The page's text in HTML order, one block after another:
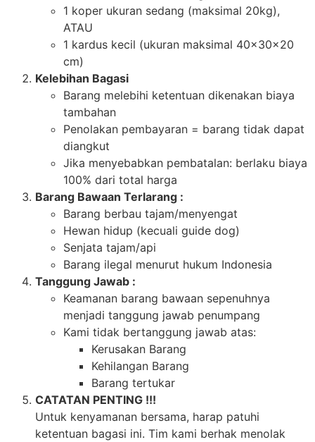
1 koper ukuran sedang (maksimal 20kg),
ATAU
1 kardus kecil (ukuran maksimal 40x30x20
cm)
Kelebihan Bagasi
Barang melebihi ketentuan dikenakan biaya
tambahan
Penolakan pembayaran = barang tidak dapat
diangkut
Jika menyebabkan pembatalan: berlaku biaya
100% dari total harga
Barang Bawaan Terlarang :
Barang berbau tajam/menyengat
Hewan hidup (kecuali guide dog)
Senjata tajam/api
Barang ilegal menurut hukum Indonesia
Tanggung Jawab :
Keamanan barang bawaan sepenuhnya
menjadi tanggung jawab penumpang
Kami tidak bertanggung jawab atas:
Kerusakan Barang
Kehilangan Barang
Barang tertukar
CATATAN PENTING !!!
Untuk kenyamanan bersama, harap patuhi
ketentuan bagasi ini. Tim kami berhak menolak